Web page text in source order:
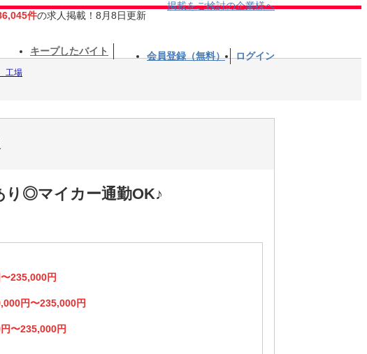
件の求人掲載！8月8日更新
掲載をご検討の企業様へ
キープしたバイト 会員登録（無料） ログイン
工場
り◎マイカー通勤OK♪
235,000円
円〜235,000円
〜235,000円